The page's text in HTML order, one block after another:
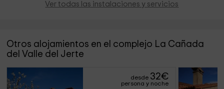
Ver todas las instalaciones y servicios
Otros alojamientos en el complejo La Cañada
del Valle del Jerte
desde 32€
persona y noche